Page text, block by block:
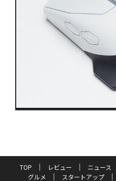
TOP レビュー ニュース
グルメ
スタートアップ